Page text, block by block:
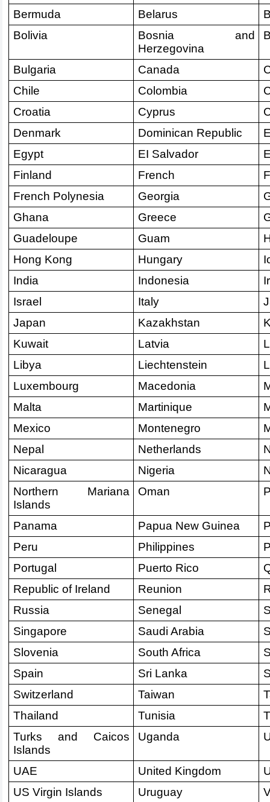
Bermuda
Belarus
Bolivia
Bosnia and
Herzegovina
Bulgaria Canada
Chile
Colombia
Croatia
Cyprus
Denmark
Dominican Republic
Egypt
EI Salvador
Finland
French
French Polynesia
Georgia
Ghana
Greece
Guadeloupe
Guam
Hong Kong
Hungary
India
Indonesia
Israel
Italy
Japan
Kazakhstan
Kuwait
Latvia
Libya
Liechtenstein
Luxembourg
Macedonia
Malta
Martinique
Mexico
Montenegro
Nepal
Netherlands
Nicaragua
Nigeria
Northern Mariana
Islands
Oman
Panama Papua New Guinea
Peru
Philippines
Portugal
Puerto Rico
Republic of Ireland
Reunion
Russia
Senegal
Singapore
Saudi Arabia
Slovenia
South Africa
Spain
Sri Lanka
Switzerland
Taiwan
Thailand
Tunisia
Turks and Caicos
Islands
Uganda
UAE United Kingdom
US Virgin Islands
Uruguay